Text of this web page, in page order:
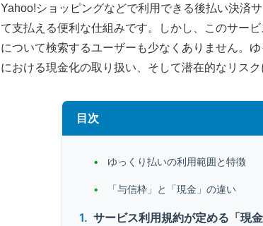
Yahoo!ショッピングなどで利用できる後払い決済
て支払える便利な仕組みです。しかし、このサー
について検索するユーザーも少なくありません。
における現金化の取り扱い、そして潜在的なリスク
目次
ゆっくり払いの利用範囲と特徴
「与信枠」と「現金」の違い
サービス利用規約が定める「現